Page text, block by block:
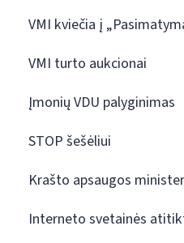
VMI kviečia į
VMI turto aukcionai
Įmonių VDU palyginimas
STOP šešėliui
Krašto apsaugos
Interneto svetainės